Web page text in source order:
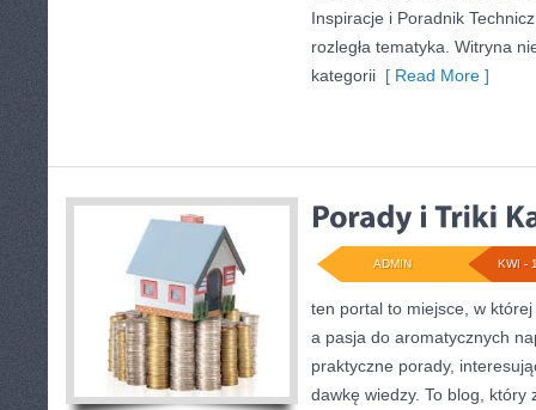
Inspiracje i Poradnik
rozległa tematyka. Witryna
kategorii [ Read More ]
KWI -
ADMIN
ten portal to miejsce, w
a pasja do aromatycznych
praktyczne porady,
dawkę wiedzy. To blog, który